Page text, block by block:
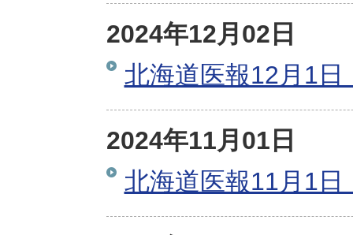
2024年12月02日
北海道医報12月1
2024年11月01日
北海道医報11月1